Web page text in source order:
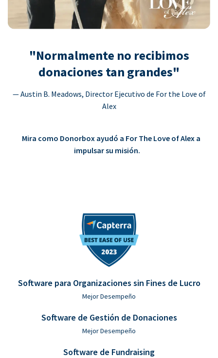
"Normalmente no recibimos
donaciones tan grandes"
— Austin B. Meadows, Director Ejecutivo de For the Love of
Alex
Mira como Donorbox ayudó a For The Love of Alex a
impulsar su misión.
Software para Organizaciones sin Fines de Lucro
Mejor Desempeño
Software de Gestión de Donaciones
Mejor Desempeño
Software de Fundraising